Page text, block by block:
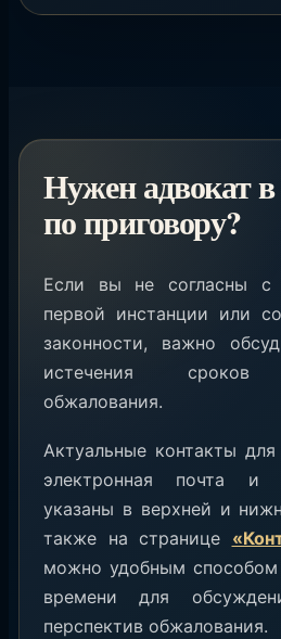
Нужен адвокат
по приговору?
Если вы не согласны с
первой инстанции или
законности, важно
истечения сроков
обжалования.
Актуальные контакты
электронная почта
указаны в верхней и
также на странице
можно удобным способом
времени для
перспектив обжалования.